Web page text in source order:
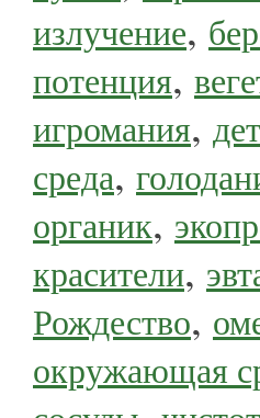
излучение,
потенция,
игромания,
среда,
органик,
красители,
Рождество,
окружающая